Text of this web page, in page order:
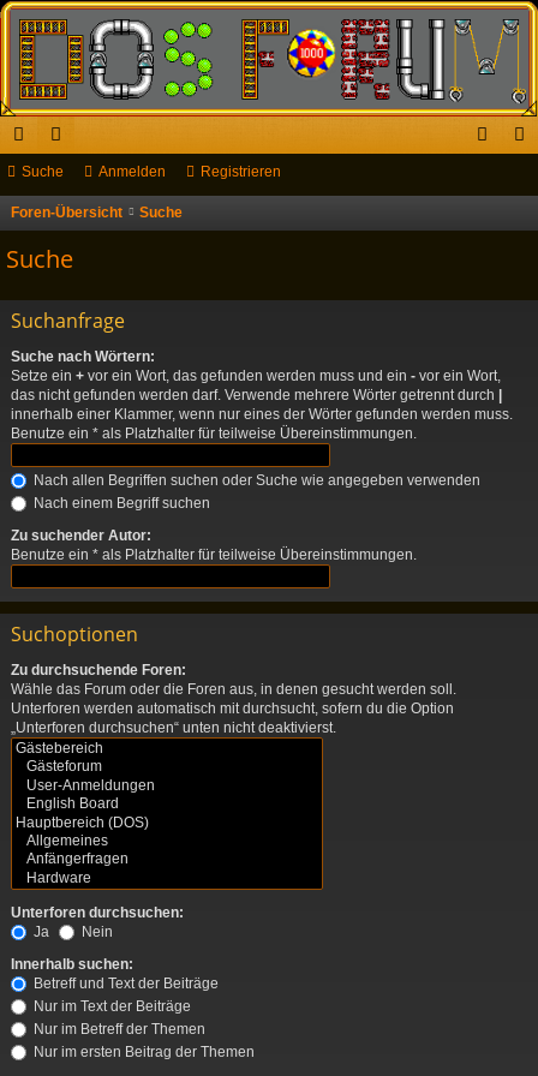
ch
ne
riff
or
en
Suche Anmelden Registrieren
Foren-Übersicht Suche
Suche
Suchanfrage
Suche nach Wörtern:
Setze ein + vor ein Wort, das gefunden werden muss und ein - vor ein Wort,
das nicht gefunden werden darf. Verwende mehrere Wörter getrennt durch
innerhalb einer Klammer, wenn nur eines der Wörter gefunden werden muss.
Benutze ein * als Platzhalter für teilweise Übereinstimmungen.
Nach allen Begriffen suchen oder Suche wie angegeben verwenden
Nach einem Begriff suchen
Zu suchender Autor:
Benutze ein * als Platzhalter für teilweise Übereinstimmungen.
Suchoptionen
Zu durchsuchende Foren:
Wähle das Forum oder die Foren aus, in denen gesucht werden soll.
Unterforen werden automatisch mit durchsucht, sofern du die Option
„Unterforen durchsuchen“ unten nicht deaktivierst.
Unterforen durchsuchen:
Ja
Nein
Innerhalb suchen:
Betreff und Text der Beiträge
Nur im Text der Beiträge
Nur im Betreff der Themen
Nur im ersten Beitrag der Themen